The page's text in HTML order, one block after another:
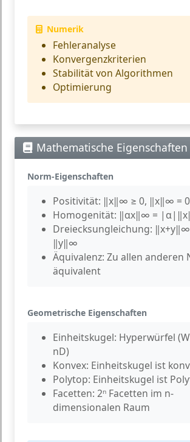
Numerik
Fehleranalyse
Konvergenzkriterien
Stabilität von Algorithmen
Optimierung
Mathematische Eigenschaften
Norm-Eigenschaften
Positivität: ‖x‖∞ ≥ 0, ‖x‖∞ =
Homogenität: ‖αx‖∞ =
Dreiecksungleichung:
‖y‖∞
Äquivalenz: Zu allen anderen
äquivalent
Geometrische Eigenschaften
Einheitskugel: Hyperwürfel
nD)
Konvex: Einheitskugel ist
Polytop: Einheitskugel ist
Facetten: 2ⁿ Facetten im n-
dimensionalen Raum